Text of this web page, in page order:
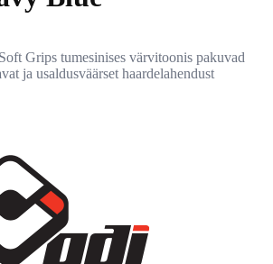
Grips tumesinises värvitoonis pakuvad
ja usaldusväärset haardelahendust